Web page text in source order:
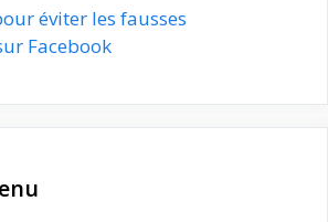
éviter les fausses
Facebook